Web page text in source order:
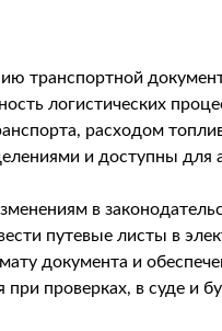
транспортной
логистических
расходом
и доступны для
в
путевые листы в
документа и
проверках, в суде и